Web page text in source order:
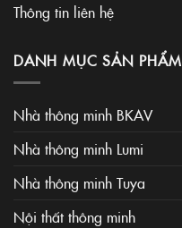
Thông tin liên hệ
DANH MỤC SẢN PHẨM
Nhà thông minh BKAV
Nhà thông minh Lumi
Nhà thông minh Tuya
Nội thất thông minh